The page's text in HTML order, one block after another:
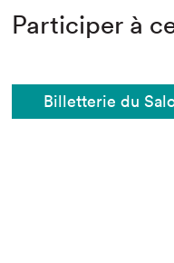
Participer à
Billetterie du